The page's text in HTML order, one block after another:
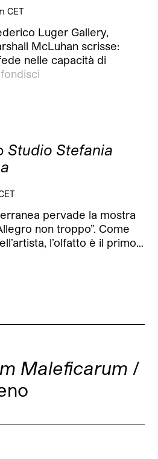
CET
Luger Gallery,
McLuhan scrisse:
nelle capacità di
Studio Stefania
pervade la mostra
non troppo”. Come
l’olfatto è il primo…
Maleficarum /